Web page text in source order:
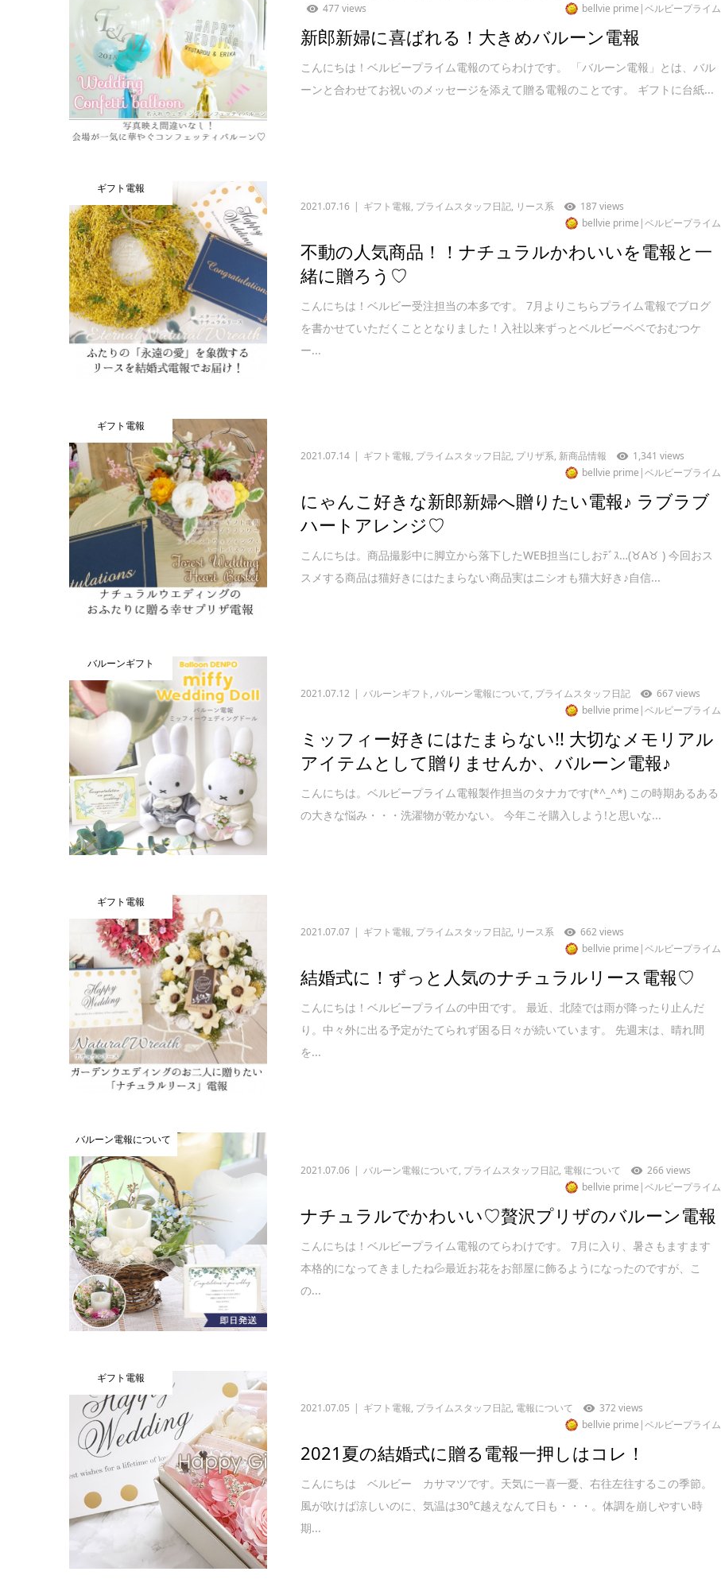
477 views
bellvie prime|ベルビープライム
新郎新婦に喜ばれる！大きめバルーン電報
こんにちは！ベルビープライム電報のてらわけです。 「バルーン電報」とは、バル
ーンと合わせてお祝いのメッセージを添えて贈る電報のことです。 ギフトに台紙...
ギフト電報
2021.07.16
ギフト電報, プライムスタッフ日記, リース系
187 views
bellvie prime|ベルビープライム
不動の人気商品！！ナチュラルかわいいを電報と一
緒に贈ろう♡
こんにちは！ベルビー受注担当の本多です。 7月よりこちらプライム電報でブログ
を書かせていただくこととなりました！入社以来ずっとベルビーベベでおむつケ
ー...
ギフト電報
2021.07.14 ギフト電報, プライムスタッフ日記, プリザ系, 新商品情報
1,341 views
bellvie prime|ベルビープライム
にゃんこ好きな新郎新婦へ贈りたい電報♪ ラブラブ
ハートアレンジ♡
こんにちは。商品撮影中に脚立から落下したWEB担当にしおﾃﾞｽ…(♉A♉ ) 今回おス
スメする商品は猫好きにはたまらない商品実はニシオも猫大好き♪自信...
バルーンギフト
2021.07.12 バルーンギフト ,バルーン電報について, プライムスタッフ日記
667 views
bellvie prime|ベルビープライム
ミッフィー好きにはたまらない!! 大切なメモリアル
アイテムとして贈りませんか、バルーン電報♪
こんにちは。ベルビープライム電報製作担当のタナカです(*^_^*) この時期あるある
の大きな悩み・・・洗濯物が乾かない。 今年こそ購入しよう!と思いな...
ギフト電報
2021.07.07 ギフト電報, プライムスタッフ日記, リース系
662 views
bellvie prime|ベルビープライム
結婚式に！ずっと人気のナチュラルリース電報♡
こんにちは！ベルビープライムの中田です。 最近、北陸では雨が降ったり止んだ
り。中々外に出る予定がたてられず困る日々が続いています。 先週末は、晴れ間
を...
バルーン電報について
2021.07.06 バルーン電報について, プライムスタッフ日記, 電報について
266 views
bellvie prime|ベルビープライム
ナチュラルでかわいい♡贅沢プリザのバルーン電報
こんにちは！ベルビープライム電報のてらわけです。 7月に入り、暑さもますます
本格的になってきましたね💦最近お花をお部屋に飾るようになったのですが、こ
の...
ギフト電報
2021.07.05 ギフト電報, プライムスタッフ日記, 電報について
372 views
bellvie prime|ベルビープライム
2021夏の結婚式に贈る電報一押しはコレ！
こんにちは ベルビー カサマツです。天気に一喜一憂、右往左往するこの季節。
風が吹けば涼しいのに、気温は30℃越えなんて日も・・・。体調を崩しやすい時
期...